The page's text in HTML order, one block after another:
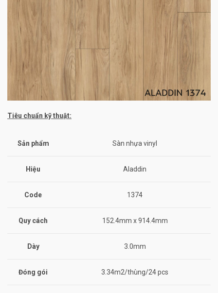
Tiêu chuẩn kỹ thuật:
Sản phẩm Sàn nhựa vinyl
Hiệu Aladdin
Code 1374
Quy cách 152.4mm x 914.4mm
Dày 3.0mm
Đóng gói 3.34m2/thùng/24 pcs